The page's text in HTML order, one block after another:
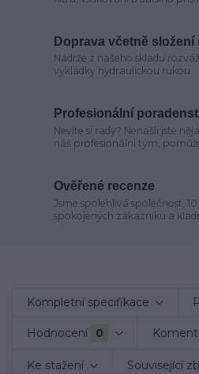
Doprava včetně složení
Nádrže z našeho skladu
vykládky hydraulickou rukou
Profesionální
Nevíte si rady? Nenašli jste
náš profesionální tým,
Ověřené recenze
Jsme spolehlivá společnost,
spokojených zákazníku a
Kompletní specifikace
Hodnocení 0
Ke stažení Související